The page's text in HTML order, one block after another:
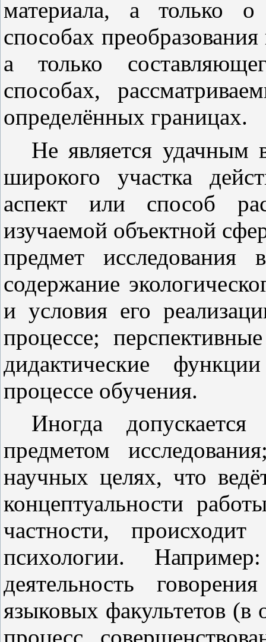
материала, а только о
способах
а только
способах,
определённых границах.
Не является удачным
широкого участка
аспект или способ
изучаемой объектной
предмет
содержание
и условия его
процессе;
дидактические
процессе обучения.
Иногда
предметом
научных целях, что
концептуальности
частности,
психологии.
деятельность
языковых факультетов (в